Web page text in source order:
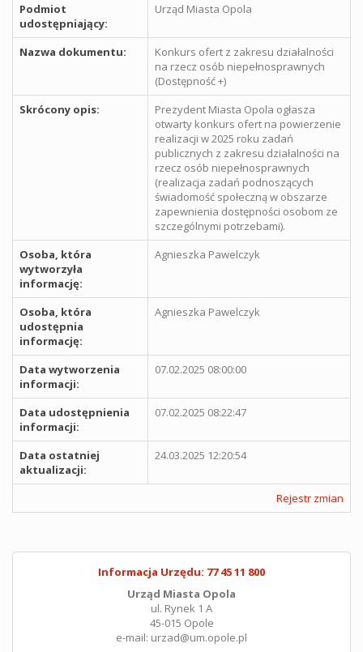
Podmiot
udostępniający:
Urząd Miasta Opola
Nazwa dokumentu:
Konkurs ofert z zakresu działalności
na rzecz osób niepełnosprawnych
(Dostępność +)
Skrócony opis:
Prezydent Miasta Opola ogłasza
otwarty konkurs ofert na powierzenie
realizacji w 2025 roku zadań
publicznych z zakresu działalności na
rzecz osób niepełnosprawnych
(realizacja zadań podnoszących
świadomość społeczną w obszarze
zapewnienia dostępności osobom ze
szczególnymi potrzebami).
Osoba, która
wytworzyła
informację:
Agnieszka Pawelczyk
Osoba, która
udostępnia
informację:
Agnieszka Pawelczyk
Data wytworzenia
informacji:
07.02.2025 08:00:00
Data udostępnienia
informacji:
07.02.2025 08:22:47
Data ostatniej
aktualizacji:
24.03.2025 12:20:54
Rejestr zmian
Informacja Urzędu: 77 45 11 800
Urząd Miasta Opola
ul. Rynek 1 A
45-015 Opole
e-mail: urzad@um.opole.pl